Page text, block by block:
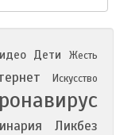
Дети
Жесть
Искусство
Ликбез